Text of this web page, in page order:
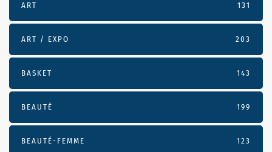
ART 131
ART / EXPO 203
BASKET 143
BEAUTÉ 199
BEAUTÉ-FEMME 123